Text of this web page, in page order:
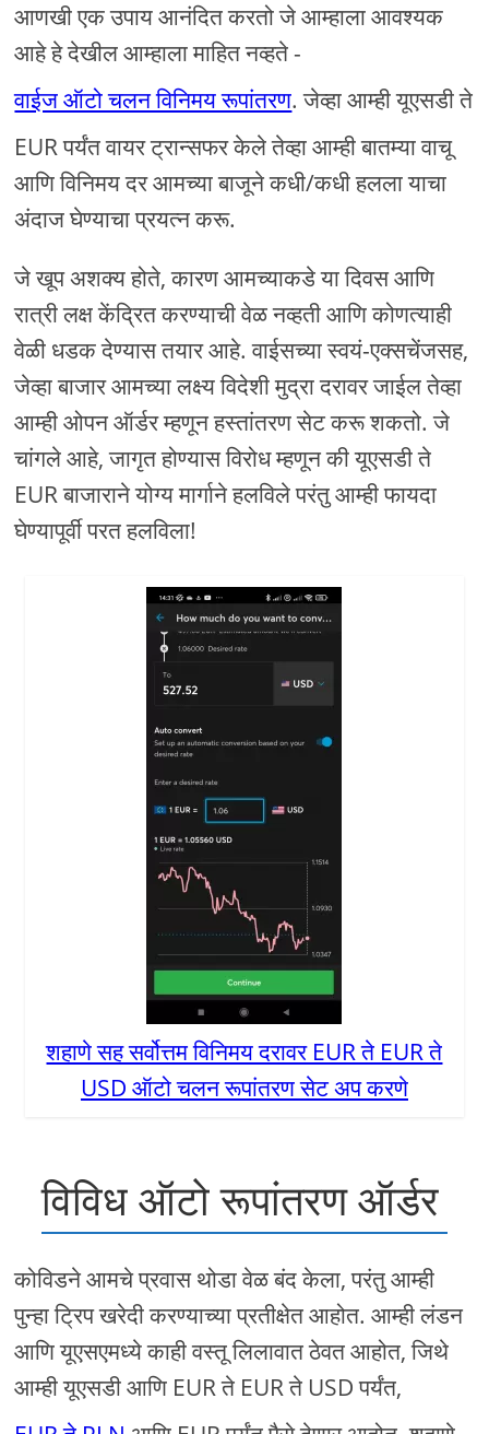
आणखी एक उपाय आनंदित करतो जे आम्हाला आवश्यक
आहे हे देखील आम्हाला माहित नव्हते -
वाईज ऑटो चलन विनिमय रूपांतरण. जेव्हा आम्ही यूएसडी ते
EUR पर्यंत वायर ट्रान्सफर केले तेव्हा आम्ही बातम्या वाचू
आणि विनिमय दर आमच्या बाजूने कधी/कधी हलला याचा
अंदाज घेण्याचा प्रयत्न करू.
जे खूप अशक्य होते, कारण आमच्याकडे या दिवस आणि
रात्री लक्ष केंद्रित करण्याची वेळ नव्हती आणि कोणत्याही
वेळी धडक देण्यास तयार आहे. वाईसच्या स्वयं-एक्सचेंजसह,
जेव्हा बाजार आमच्या लक्ष्य विदेशी मुद्रा दरावर जाईल तेव्हा
आम्ही ओपन ऑर्डर म्हणून हस्तांतरण सेट करू शकतो. जे
चांगले आहे, जागृत होण्यास विरोध म्हणून की यूएसडी ते
EUR बाजाराने योग्य मार्गाने हलविले परंतु आम्ही फायदा
घेण्यापूर्वी परत हलविला!
शहाणे सह सर्वोत्तम विनिमय दरावर EUR ते EUR ते
USD ऑटो चलन रूपांतरण सेट अप करणे
विविध ऑटो रूपांतरण ऑर्डर
कोविडने आमचे प्रवास थोडा वेळ बंद केला, परंतु आम्ही
पुन्हा ट्रिप खरेदी करण्याच्या प्रतीक्षेत आहोत. आम्ही लंडन
आणि यूएसएमध्ये काही वस्तू लिलावात ठेवत आहोत, जिथे
आम्ही यूएसडी आणि EUR ते EUR ते USD पर्यंत,